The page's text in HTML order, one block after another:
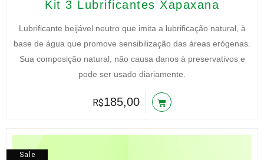
Kit 3 Lubrificantes Xapaxana
Lubrificante beijável neutro que imita a lubrificação natural, à
base de água que promove sensibilização das áreas erógenas.
Sua composição natural, não causa danos à preservativos e
pode ser usado diariamente.
preço
era:
R$215,00.
R$185,00
preço
é:
R$185,00.
Sale